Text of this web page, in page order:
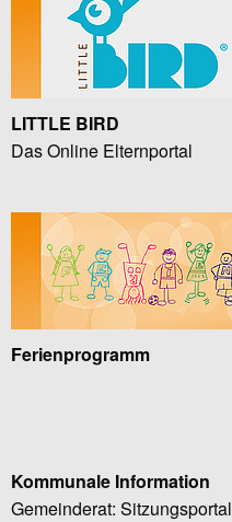
LITTLE BIRD
Das Online Elternportal
Ferienprogramm
Kommunale Information
Gemeinderat: Sitzungsportal